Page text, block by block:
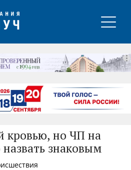
кровью, но ЧП на
знаковым